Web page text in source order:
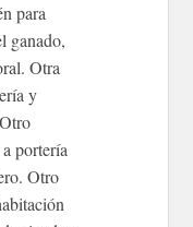
para
ganado,
Otra
y
portería
Otro